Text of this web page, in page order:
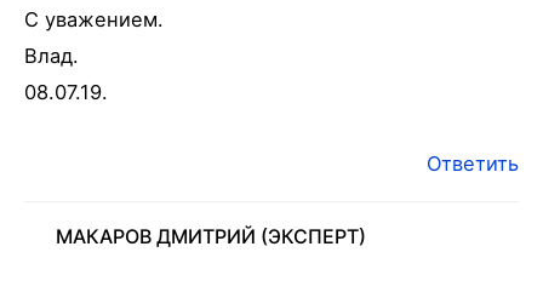
С уважением.
Влад.
08.07.19.
Ответить
МАКАРОВ ДМИТРИЙ (ЭКСПЕРТ)